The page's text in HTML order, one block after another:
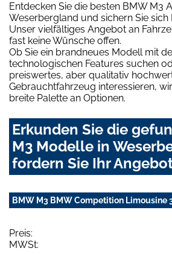
Entdecken Sie die besten BMW M3
Weserbergland und sichern Sie sich
Unser vielfältiges Angebot an
fast keine Wünsche offen.
Ob Sie ein brandneues Modell mit
technologischen Features suchen
preiswertes, aber qualitativ
Gebrauchtfahrzeug interessieren,
breite Palette an Optionen.
Erkunden Sie die
M3 Modelle in
fordern Sie Ihr
BMW M3 BMW Competition Limousine
Preis:
MWSt: